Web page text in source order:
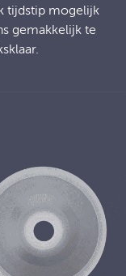
tijdstip mogelijk
gemakkelijk te